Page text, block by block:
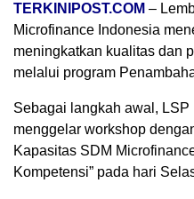
TERKINIPOST.COM –
Microfinance Indonesia
meningkatkan kualitas dan
melalui program
Sebagai langkah awal,
menggelar workshop
Kapasitas SDM
Kompetensi” pada hari